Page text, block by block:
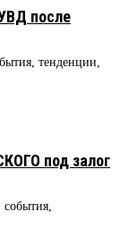
после
тенденции,
под залог
события,